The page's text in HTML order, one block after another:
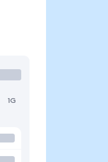
1G